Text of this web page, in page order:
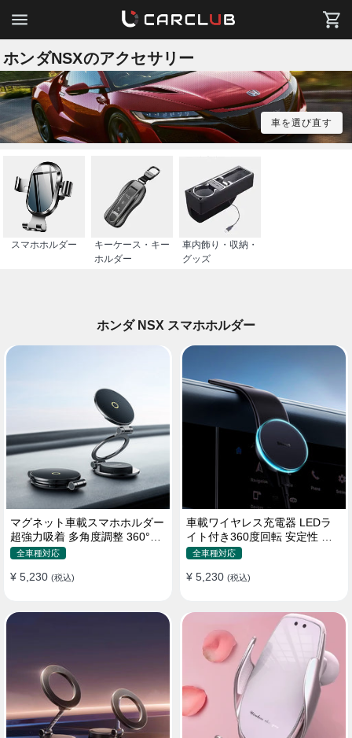
ホンダNSXのアクセサリー
車を選び直す
スマホホルダー
キーケース・キー
ホルダー
車内飾り・収納・
グッズ
ホンダ NSX スマホホルダー
マグネット車載スマホホルダー
超強力吸着 多角度調整 360°回
転な台座 車用ホルダー 折りた
全機種対応
全車種対応
¥ 5,230 (税込)
車載ワイヤレス充電器 LEDラ
イト付き360度回転 安定性 粘
着ゲル吸盤＆エアコン吹き出し
イヤレス充電 スマホホルダー
全車種対応
¥ 5,230 (税込)